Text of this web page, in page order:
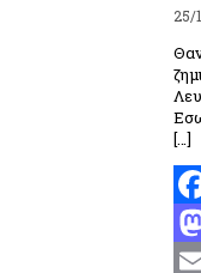
25/
[…]